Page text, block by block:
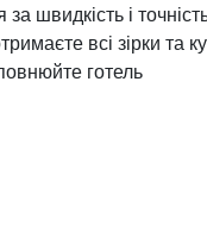
швидкість і
всі зірки та
готель